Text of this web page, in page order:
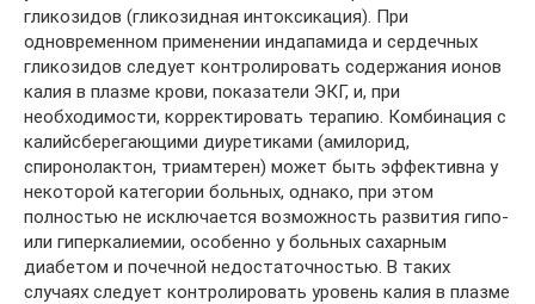
гликозидов (гликозидная интоксикация). При
одновременном применении индапамида и сердечных
гликозидов следует контролировать содержания ионов
калия в плазме крови, показатели ЭКГ, и, при
необходимости, корректировать терапию. Комбинация с
калийсберегающими диуретиками (амилорид,
спиронолактон, триамтерен) может быть эффективна у
некоторой категории больных, однако, при этом
полностью не исключается возможность развития гипо-
или гиперкалиемии, особенно у больных сахарным
диабетом и почечной недостаточностью. В таких
случаях следует контролировать уровень калия в плазме